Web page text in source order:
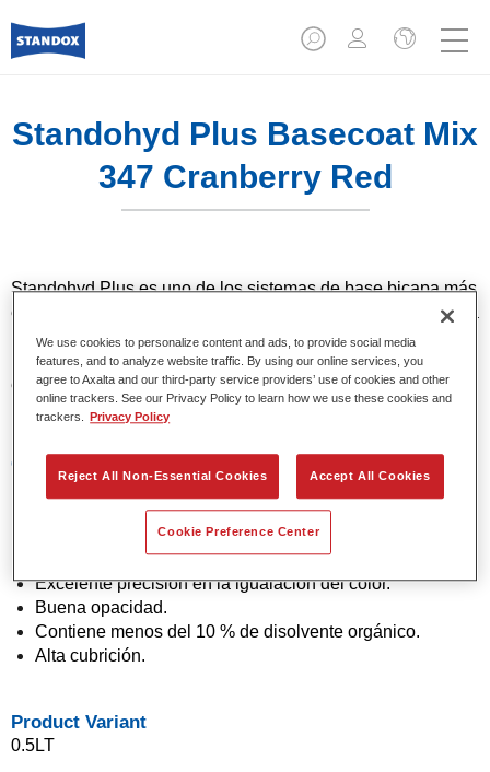
Standohyd Plus Basecoat Mix
347 Cranberry Red
Standohyd Plus es uno de los sistemas de base bicapa más
eficientes, de eficacia probada, para turismos. Es un sistema
base agua con un bajo contenido en disolvente y
respetuosa con el medio ambiente, que ofrece una
extraordinaria precisión del color, una aplicación eficiente y
una calidad superior en colores metalizados y lisos.
Características del producto
Colores sólidos, metalizados y perlados.
Pintura base agua.
Aplicación en un solo paso (técnica "1 Visit").
Fácil de difuminar.
Excelente precisión en la igualación del color.
Buena opacidad.
Contiene menos del 10 % de disolvente orgánico.
Alta cubrición.
Product Variant
0.5LT
We use cookies to personalize content and ads, to provide social media
features, and to analyze website traffic. By using our online services, you
agree to Axalta and our third-party service providers’ use of cookies and other
online trackers. See our Privacy Policy to learn how we use these cookies and
trackers.
Privacy Policy
Reject All Non-Essential Cookies Accept All Cookies
Cookie Preference Center